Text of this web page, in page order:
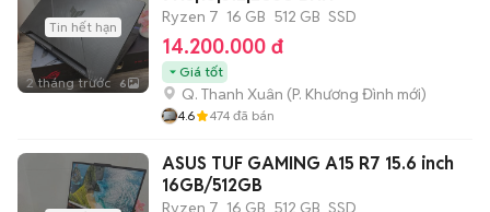
Tin hết hạn
2 tháng trước 6
Ryzen 7 16 GB 512 GB SSD
14.200.000 đ
Giá tốt
Q. Thanh Xuân (P. Khương Đình mới)
4.6 474 đã bán
ASUS TUF GAMING A15 R7 15.6 inch
16GB/512GB
Ryzen 7 16 GB 512 GB SSD